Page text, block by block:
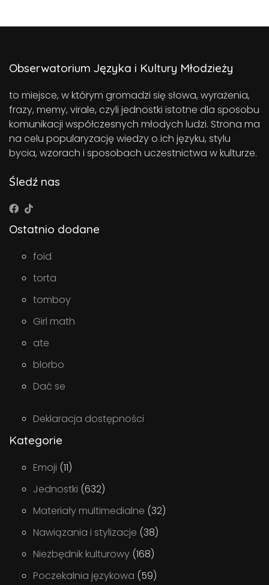
Obserwatorium Języka i Kultury Młodzieży
to miejsce, w którym gromadzi się słowa, wyrażenia,
frazy, memy, virale, czyli jednostki istotne dla sposobu
komunikacji współczesnych młodych ludzi. Strona ma
na celu popularyzację wiedzy o ich języku, stylu
bycia, wzorach i sposobach uczestnictwa w kulturze.
Śledź nas
Ostatnio dodane
foid
torta
tomboy
Girl math
ate
blorbo
Dać se
Deklaracja dostępności
Kategorie
Emoji (11)
Jednostki (632)
Materiały multimedialne (32)
Nawiązania i stylizacje (38)
Niezbędnik kulturowy (168)
Poczekalnia językowa (59)